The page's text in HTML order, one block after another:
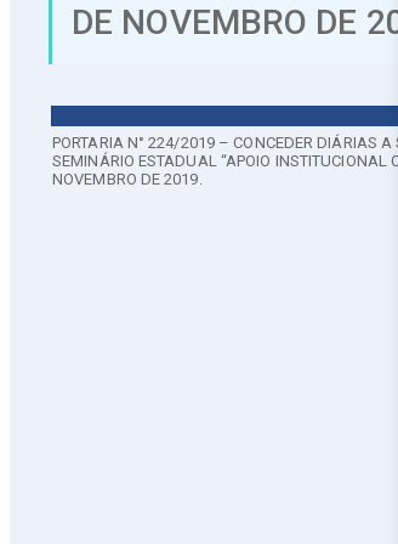
DE NOVEMBRO DE
PORTARIA N° 224/2019 – CONCEDER DIÁRIAS
SEMINÁRIO ESTADUAL “APOIO INSTITUCIONAL
NOVEMBRO DE 2019.